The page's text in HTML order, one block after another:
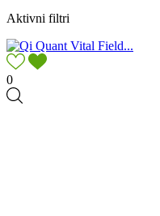
Aktivni filtri
0